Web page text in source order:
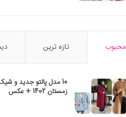
محبوب تازه ترین
10 مدل پالتو جدید و
زمستان 1402 + عکس